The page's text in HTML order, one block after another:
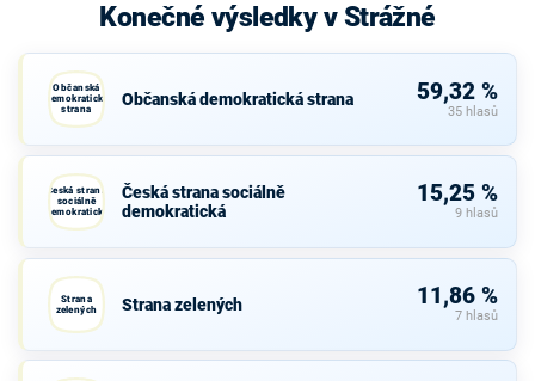
Konečné výsledky v Strážné
Občanská
demokratická
strana
Občanská demokratická strana 59,32 %
35 hlasů
Česká strana
sociálně
demokratická
Česká strana sociálně
demokratická
15,25 %
9 hlasů
Strana
zelených
Strana zelených 11,86 %
7 hlasů